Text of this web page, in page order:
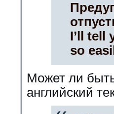
I’ll tell
so
Может ли
английский